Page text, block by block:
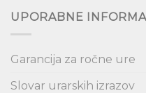
UPORABNE
Garancija za ročne ure
Slovar urarskih izrazov